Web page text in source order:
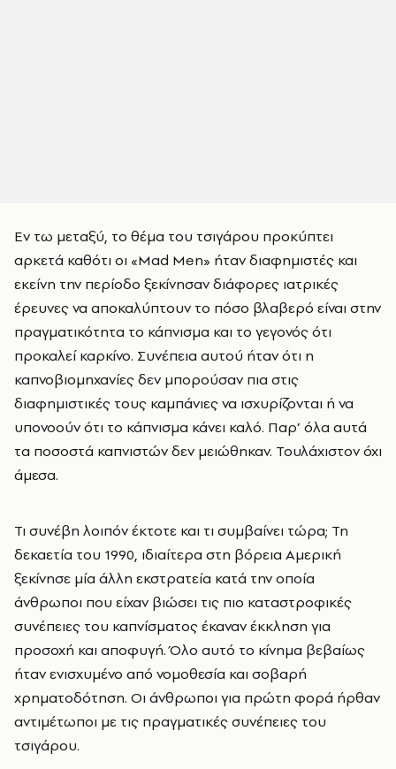
Εν τω μεταξύ, το θέμα του τσιγάρου προκύπτει
αρκετά καθότι οι «Mad Men» ήταν διαφημιστές και
εκείνη την περίοδο ξεκίνησαν διάφορες ιατρικές
έρευνες να αποκαλύπτουν το πόσο βλαβερό είναι στην
πραγματικότητα το κάπνισμα και το γεγονός ότι
προκαλεί καρκίνο. Συνέπεια αυτού ήταν ότι η
καπνοβιομηχανίες δεν μπορούσαν πια στις
διαφημιστικές τους καμπάνιες να ισχυρίζονται ή να
υπονοούν ότι το κάπνισμα κάνει καλό. Παρ’ όλα αυτά
τα ποσοστά καπνιστών δεν μειώθηκαν. Τουλάχιστον όχι
άμεσα.
Τι συνέβη λοιπόν έκτοτε και τι συμβαίνει τώρα; Τη
δεκαετία του 1990, ιδιαίτερα στη βόρεια Αμερική
ξεκίνησε μία άλλη εκστρατεία κατά την οποία
άνθρωποι που είχαν βιώσει τις πιο καταστροφικές
συνέπειες του καπνίσματος έκαναν έκκληση για
προσοχή και αποφυγή. Όλο αυτό το κίνημα βεβαίως
ήταν ενισχυμένο από νομοθεσία και σοβαρή
χρηματοδότηση. Οι άνθρωποι για πρώτη φορά ήρθαν
αντιμέτωποι με τις πραγματικές συνέπειες του
τσιγάρου.